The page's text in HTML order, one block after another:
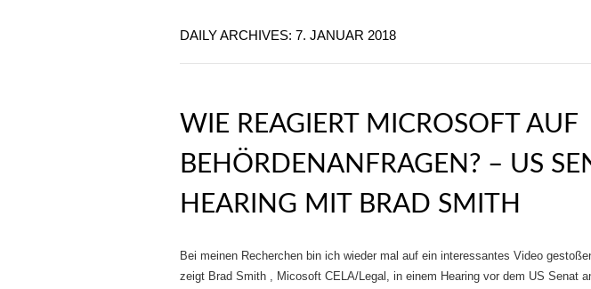
DAILY ARCHIVES: 7. JANUAR 2018
WIE REAGIERT MICROSOFT AUF
BEHÖRDENANFRAGEN? – US
HEARING MIT BRAD SMITH
Bei meinen Recherchen bin ich wieder mal auf ein interessantes Video
zeigt Brad Smith , Micosoft CELA/Legal, in einem Hearing vor dem US Senat